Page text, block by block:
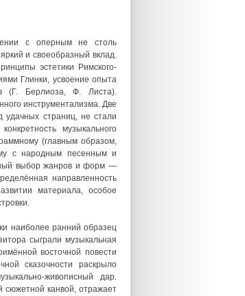
с оперным не столь
и своеобразный вклад.
эстетики Римского-
Глинки, усвоение опыта
(Г. Берлиоза, Ф. Листа).
инструментализма. Две
страниц, не стали
музыкального
(главным образом,
с народным песенным и
выбор жанров и форм —
направленность
материала, особое
наиболее ранний образец
сыграли музыкальная
восточной повести
сказочности раскрыло
живописный дар.
сюжетной канвой, отражает